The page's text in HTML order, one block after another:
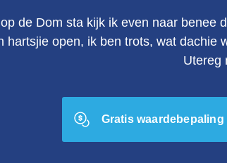
op de Dom sta kijk ik even naar
hartsjie open, ik ben trots, wat dachie
Utereg
Gratis waardebepaling